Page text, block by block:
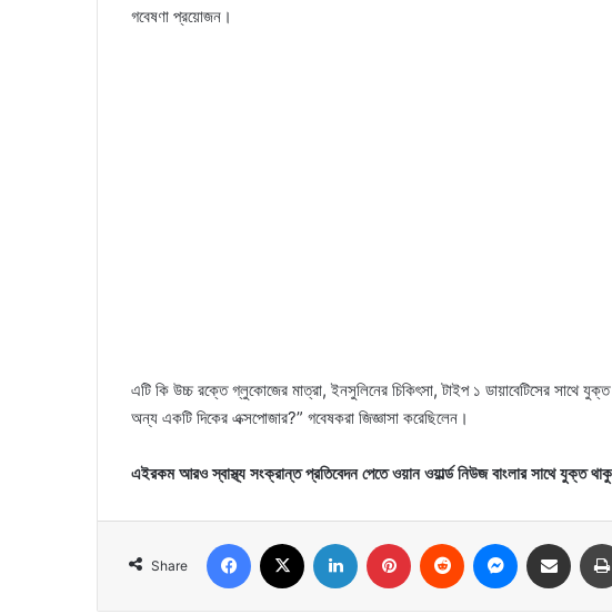
গবেষণা প্রয়োজন।
এটি কি উচ্চ রক্তে গ্লুকোজের মাত্রা, ইনসুলিনের চিকিৎসা, টাইপ ১ ডায়াবেটিসের সাথে
অন্য একটি দিকের এক্সপোজার?” গবেষকরা জিজ্ঞাসা করেছিলেন।
এইরকম আরও স্বাস্থ্য সংক্রান্ত প্রতিবেদন পেতে ওয়ান ওয়ার্ল্ড নিউজ বাংলার সাথে যুক্ত
Share